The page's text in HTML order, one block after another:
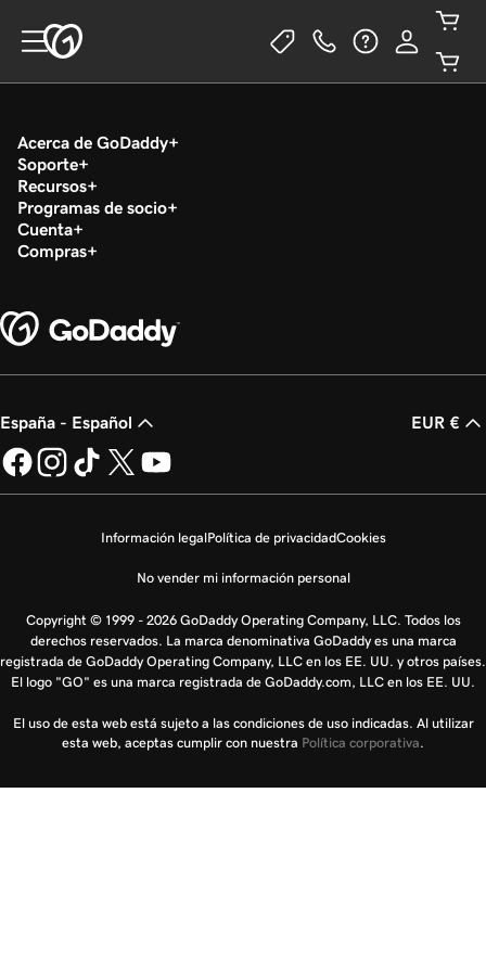
Acerca de GoDaddy
Soporte
Recursos
Programas de socio
Cuenta
Compras
España - Español EUR €
Información legalPolítica de privacidadCookies
No vender mi información personal
Copyright © 1999 - 2026 GoDaddy Operating Company, LLC. Todos los
derechos reservados. La marca denominativa GoDaddy es una marca
registrada de GoDaddy Operating Company, LLC en los EE. UU. y otros países.
El logo "GO" es una marca registrada de GoDaddy.com, LLC en los EE. UU.
El uso de esta web está sujeto a las condiciones de uso indicadas. Al utilizar
esta web, aceptas cumplir con nuestra Política corporativa.